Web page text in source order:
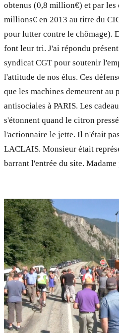
obtenus (0,8 million€) et par les
millions€ en 2013 au titre du
pour lutter contre le chômage).
font leur tri. J'ai répondu
syndicat CGT pour soutenir
l'attitude de nos élus. Ces
que les machines demeurent au
anti­sociales à PARIS. Les
s'étonnent quand le citron
l'actionnaire le jette. Il n'était
LACLAIS. Monsieur était
barrant l'entrée du site. Madame